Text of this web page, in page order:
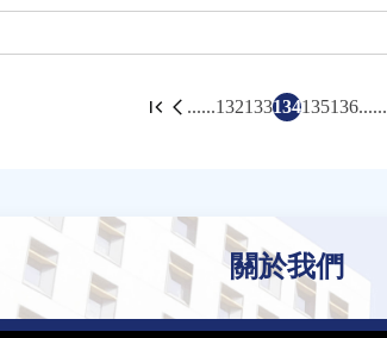
......132133134135136......
關於我們